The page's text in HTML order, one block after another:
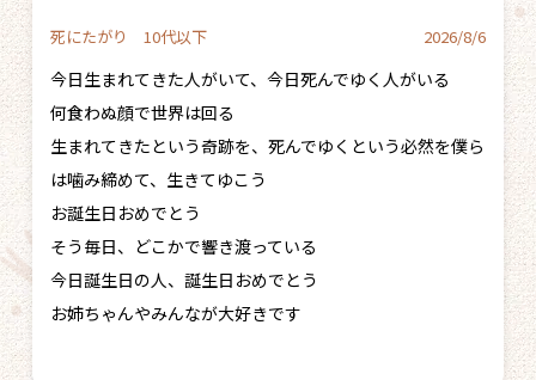
死にたがり 10代以下 2026/8/6
今日生まれてきた人がいて、今日死んでゆく人がいる
何食わぬ顔で世界は回る
生まれてきたという奇跡を、死んでゆくという必然を僕ら
は噛み締めて、生きてゆこう
お誕生日おめでとう
そう毎日、どこかで響き渡っている
今日誕生日の人、誕生日おめでとう
お姉ちゃんやみんなが大好きです